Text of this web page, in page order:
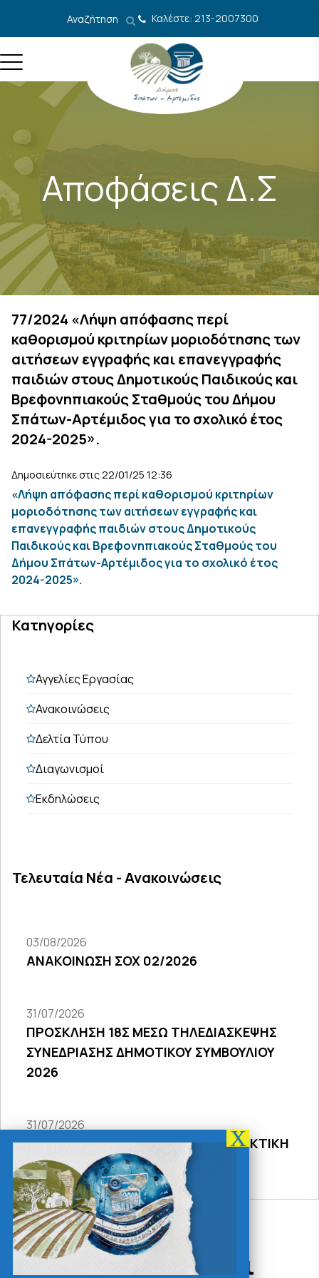
Αναζήτηση Καλέστε: 213-2007300
Αποφάσεις Δ.Σ
77/2024 «Λήψη απόφασης περί
καθορισμού κριτηρίων μοριοδότησης των
αιτήσεων εγγραφής και επανεγγραφής
παιδιών στους Δημοτικούς Παιδικούς και
Βρεφονηπιακούς Σταθμούς του Δήμου
Σπάτων-Αρτέμιδος για το σχολικό έτος
2024-2025».
Δημοσιεύτηκε στις 22/01/25 12:36
«Λήψη απόφασης περί καθορισμού κριτηρίων
μοριοδότησης των αιτήσεων εγγραφής και
επανεγγραφής παιδιών στους Δημοτικούς
Παιδικούς και Βρεφονηπιακούς Σταθμούς του
Δήμου Σπάτων-Αρτέμιδος για το σχολικό έτος
2024-2025».
Κατηγορίες
Αγγελίες Εργασίας
Ανακοινώσεις
Δελτία Τύπου
Διαγωνισμοί
Εκδηλώσεις
Τελευταία Νέα - Ανακοινώσεις
03/08/2026
ΑΝΑΚΟΙΝΩΣΗ ΣΟΧ 02/2026
31/07/2026
ΠΡΟΣΚΛΗΣΗ 18Σ ΜΕΣΩ ΤΗΛΕΔΙΑΣΚΕΨΗΣ
ΣΥΝΕΔΡΙΑΣΗΣ ΔΗΜΟΤΙΚΟΥ ΣΥΜΒΟΥΛΙΟΥ
2026
31/07/2026
ΠΡΟΣΚΛΗΣΗ 27ης ΣΥΝΕΔΡΙΑΣΗΣ ΤΑΚΤΙΚΗ
ΔΙΑ ΖΩΣΗΣ
Δράσεις - Χρήσιμοι